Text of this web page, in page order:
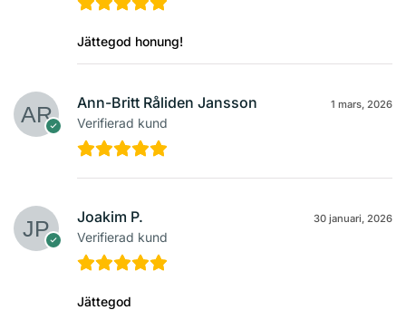
Jättegod honung!
Ann-Britt Råliden Jansson
Verifierad kund
1 mars, 2026
Joakim P.
Verifierad kund
30 januari, 2026
Jättegod